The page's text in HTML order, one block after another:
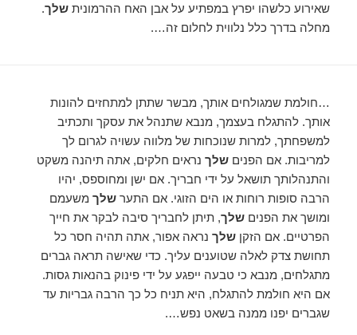
שאירוע כלשהו יפרץ במפתיע על אבן האח ההרמוניתשלך.
מחלה בדרך כלל נלווית לחלום זה….
…חולמת שמגולחים אותך, מבשר שתתן למתחזים להונות
אותך. להתגלח בעצמך, מנבא שתנהל את עסקך ותכתיב
למשפחתך, למרות שנוכחות של מלווה עשויה לגרום לך
למריבות. אם הפניםשלך נראים חלקים, אתה תיהנה משקט
והתנהלותך תושאל על ידי חבריך. אם ישן ומחוספס, יהיו
הרבה סופות רוחות או הים הזוגי. אם התערשלך משעמם
ומושך את הפניםשלך, תיתן לחבריך סיבה לבקר את חייך
הפרטיים. אם הזקןשלך נראה אפור, אתה תהיה חסר כל
תחושת צדק לאלה שטוענים עליך. כדי שאישה תראה גברים
מתגלחים, מנבא כי טבעה ייפגע על ידי פינוק בהנאות גסות.
אם היא חולמת להתגלח, היא תניח כל כך הרבה גבריות עד
שגברים יפנו ממנה בשאט נפש….